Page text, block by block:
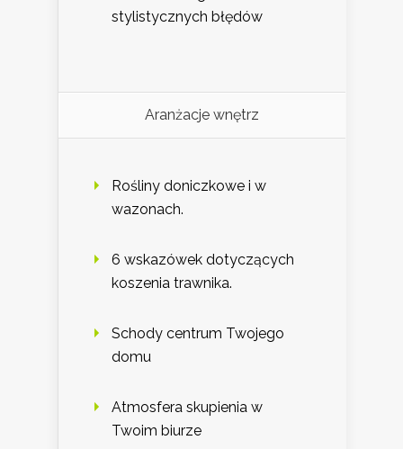
stylistycznych błędów
Aranżacje wnętrz
Rośliny doniczkowe i w
wazonach.
6 wskazówek dotyczących
koszenia trawnika.
Schody centrum Twojego
domu
Atmosfera skupienia w
Twoim biurze